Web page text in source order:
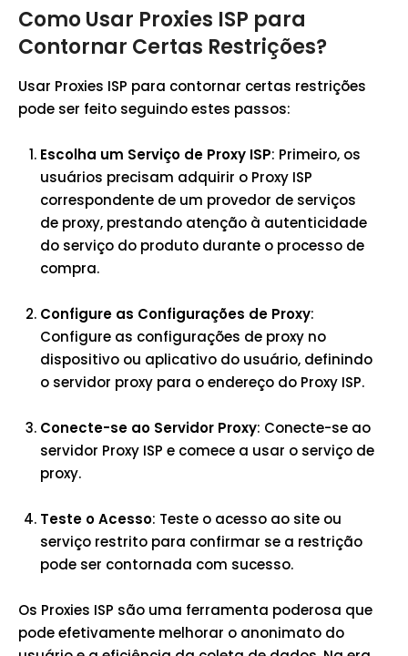
Como Usar Proxies ISP para
Contornar Certas Restrições?
Usar Proxies ISP para contornar certas restrições
pode ser feito seguindo estes passos:
Escolha um Serviço de Proxy ISP: Primeiro, os
usuários precisam adquirir o Proxy ISP
correspondente de um provedor de serviços
de proxy, prestando atenção à autenticidade
do serviço do produto durante o processo de
compra.
Configure as Configurações de Proxy:
Configure as configurações de proxy no
dispositivo ou aplicativo do usuário, definindo
o servidor proxy para o endereço do Proxy ISP.
Conecte-se ao Servidor Proxy: Conecte-se ao
servidor Proxy ISP e comece a usar o serviço de
proxy.
Teste o Acesso: Teste o acesso ao site ou
serviço restrito para confirmar se a restrição
pode ser contornada com sucesso.
Os Proxies ISP são uma ferramenta poderosa que
pode efetivamente melhorar o anonimato do